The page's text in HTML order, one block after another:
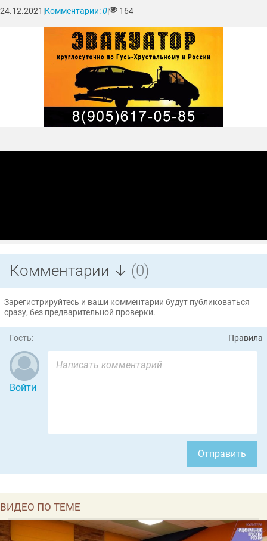
24.12.2021 |Комментарии:0| 164
Комментарии ↓ (0)
Зарегистрируйтесь и ваши комментарии будут публиковаться
сразу, без предварительной проверки.
Гость: Правила
Войти
Отправить
ВИДЕО ПО ТЕМЕ